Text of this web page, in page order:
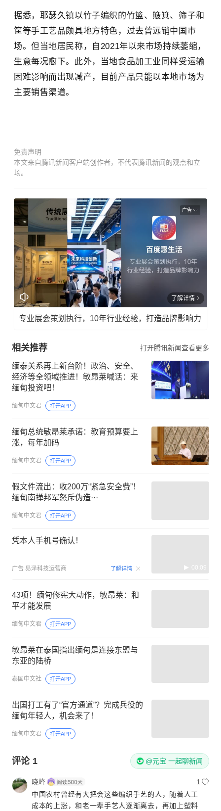
据悉，耶瑟久镇以竹子编织的竹篮、簸箕、筛子和
筐等手工艺品颇具地方特色，过去曾远销中国市
场。但当地居民称，自2021年以来市场持续萎缩，
生意每况愈下。此外，当地食品加工业同样受运输
困难影响而出现减产，目前产品只能以本地市场为
主要销售渠道。
免责声明
本文来自腾讯新闻客户端创作者，不代表腾讯新闻的观点和立
场。
广告
了解详情
专业展会策划执行，10年行业经验，打造品牌影响力
相关推荐 打开腾讯新闻查看更多
缅泰关系再上新台阶！政治、安全、
经济等全领域推进！敏昂莱喊话：来
缅甸投资吧！
缅甸中文君 打开APP
缅甸总统敏昂莱承诺：教育预算要上
涨，每年加码
缅甸中文君 打开APP
假文件流出：收200万“紧急安全费”！
缅甸南掸邦军怒斥伪造···
缅甸中文君 打开APP
凭本人手机号确认！
广告 易泽科技运营商 了解详情 00:09
43项！缅甸修宪大动作，敏昂莱：和
平才能发展
缅甸中文君 打开APP
敏昂莱在泰国指出缅甸是连接东盟与
东亚的陆桥
泰国中文社 打开APP
出国打工有了“官方通道”？完成兵役的
缅甸年轻人，机会来了！
缅甸中文君 打开APP
评论 1 @元宝 一起聊新闻
晓峰
1
中国农村曾经有大把会这些编织手艺的人，随着人工
成本的上涨，和老一辈手艺人逐渐离去，再加上塑料